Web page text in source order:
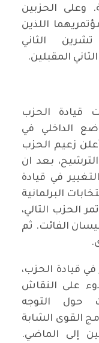
وعلى الحزبين
اللذين
الثاني
المقبلين.
قيادة الحزب
الداخلي في
زعيم الحزب
بعد ان
وكان التغيير في قيادة
البرلمانية
مؤتمر الحزب التالي،
الفائت. ثم
في قيادة الحزب،
على النقاش
حول التوجه
القوى الشابة
إلى الماضي.